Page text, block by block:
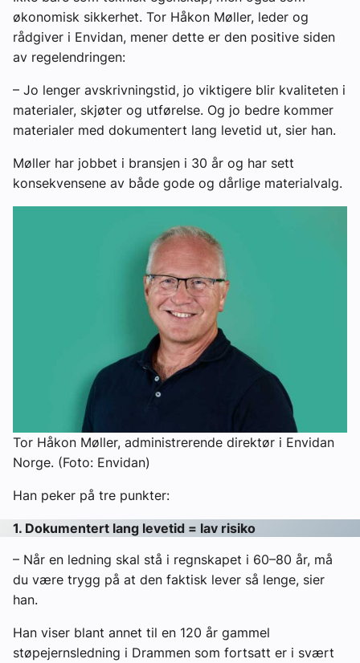
økonomisk sikkerhet. Tor Håkon Møller, leder og
rådgiver i Envidan, mener dette er den positive siden
av regelendringen:
– Jo lenger avskrivningstid, jo viktigere blir kvaliteten i
materialer, skjøter og utførelse. Og jo bedre kommer
materialer med dokumentert lang levetid ut, sier han.
Møller har jobbet i bransjen i 30 år og har sett
konsekvensene av både gode og dårlige materialvalg.
Tor Håkon Møller, administrerende direktør i Envidan
Norge. (Foto: Envidan)
Han peker på tre punkter:
1. Dokumentert lang levetid = lav risiko
– Når en ledning skal stå i regnskapet i 60–80 år, må
du være trygg på at den faktisk lever så lenge, sier
han.
Han viser blant annet til en 120 år gammel
støpejernsledning i Drammen som fortsatt er i svært